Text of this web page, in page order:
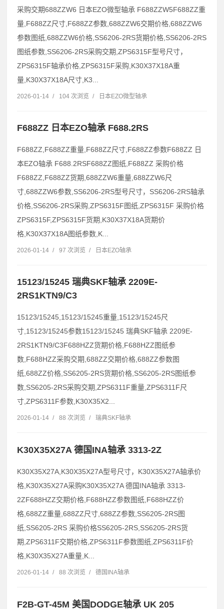
采购交期688ZZW6 日本EZO微型轴承 F688ZZW5F688ZZ重
量,F688ZZ尺寸,F688ZZ参数,688ZZW6交期价格,688ZZW6
参数图纸,688ZZW6价格,SS6206-2RS货期价格,SS6206-2RS
图纸参数,SS6206-2RS采购交期,ZPS6315F型号尺寸，
ZPS6315F轴承价格,ZPS6315F采购,K30X37X18A重
量,K30X37X18A尺寸,K3...
2026-01-14 / 104 次浏览 / 日本EZO微型轴承
F688ZZ 日本EZO轴承 F688.2RS
F688ZZ,F688ZZ重量,F688ZZ尺寸,F688ZZ参数F688ZZ 日
本EZO轴承 F688.2RSF688ZZ图纸,F688ZZ 采购价格
F688ZZ,F688ZZ货期,688ZZW6重量,688ZZW6尺
寸,688ZZW6参数,SS6206-2RS型号尺寸，SS6206-2RS轴承
价格,SS6206-2RS采购,ZPS6315F图纸,ZPS6315F 采购价格
ZPS6315F,ZPS6315F货期,K30X37X18A货期价
格,K30X37X18A图纸参数,K...
2026-01-14 / 97 次浏览 / 日本EZO轴承
15123/15245 瑞典SKF轴承 2209E-
2RS1KTN9/C3
15123/15245,15123/15245重量,15123/15245尺
寸,15123/15245参数15123/15245 瑞典SKF轴承 2209E-
2RS1KTN9/C3F688HZZ货期价格,F688HZZ图纸参
数,F688HZZ采购交期,688ZZ交期价格,688ZZ参数图
纸,688ZZ价格,SS6205-2RS货期价格,SS6205-2RS图纸参
数,SS6205-2RS采购交期,ZPS6311F重量,ZPS6311F尺
寸,ZPS6311F参数,K30X35X2...
2026-01-14 / 88 次浏览 / 瑞典SKF轴承
K30X35X27A 德国INA轴承 3313-2Z
K30X35X27A,K30X35X27A型号尺寸，K30X35X27A轴承价
格,K30X35X27A采购K30X35X27A 德国INA轴承 3313-
2ZF688HZZ交期价格,F688HZZ参数图纸,F688HZZ价
格,688ZZ重量,688ZZ尺寸,688ZZ参数,SS6205-2RS图
纸,SS6205-2RS 采购价格SS6205-2RS,SS6205-2RS货
期,ZPS6311F交期价格,ZPS6311F参数图纸,ZPS6311F价
格,K30X35X27A重量,K...
2026-01-14 / 88 次浏览 / 德国INA轴承
F2B-GT-45M 美国DODGE轴承 UK 205